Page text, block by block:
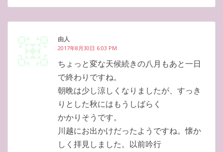
由人
2017年8月30日 6:03 PM
ちょっと変な天候続きの八月もあと一日
で終わりですね。
朝晩は少し涼しくなりましたが、すっき
りとした秋にはもうしばらく
かかりそうです。
川越にお出かけだったようですね。懐か
しく拝見しました。以前吟行